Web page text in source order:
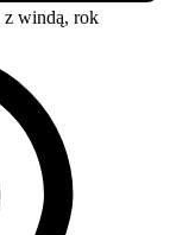
z windą, rok